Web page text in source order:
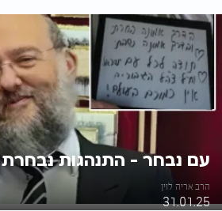
עם נבחר - התנהגות נבחרת
הרב אריה לוין
31.01.25